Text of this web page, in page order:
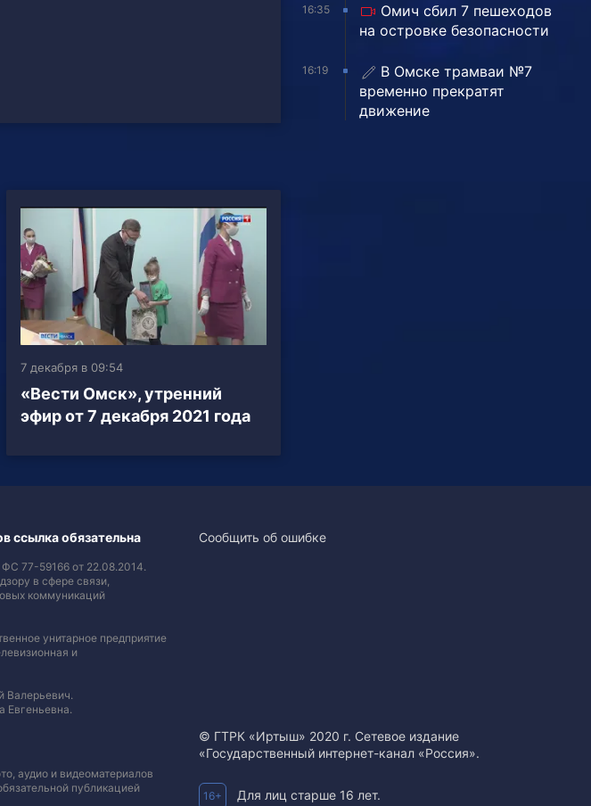
7 декабря в 09:54
«Вести Омск», утренний
эфир от 7 декабря 2021 года
16:35
Омич сбил 7 пешеходов
на островке безопасности
16:19
В Омске трамваи №7
временно прекратят
движение
ссылка обязательна
77-59166 от 22.08.2014.
в сфере связи,
коммуникаций
унитарное предприятие
и
Валерьевич.
Евгеньевна.
аудио и видеоматериалов
публикацией
Сообщить об ошибке
© ГТРК «Иртыш» 2020 г. Сетевое издание
«Государственный интернет-канал «Россия».
16+ Для лиц старше 16 лет.